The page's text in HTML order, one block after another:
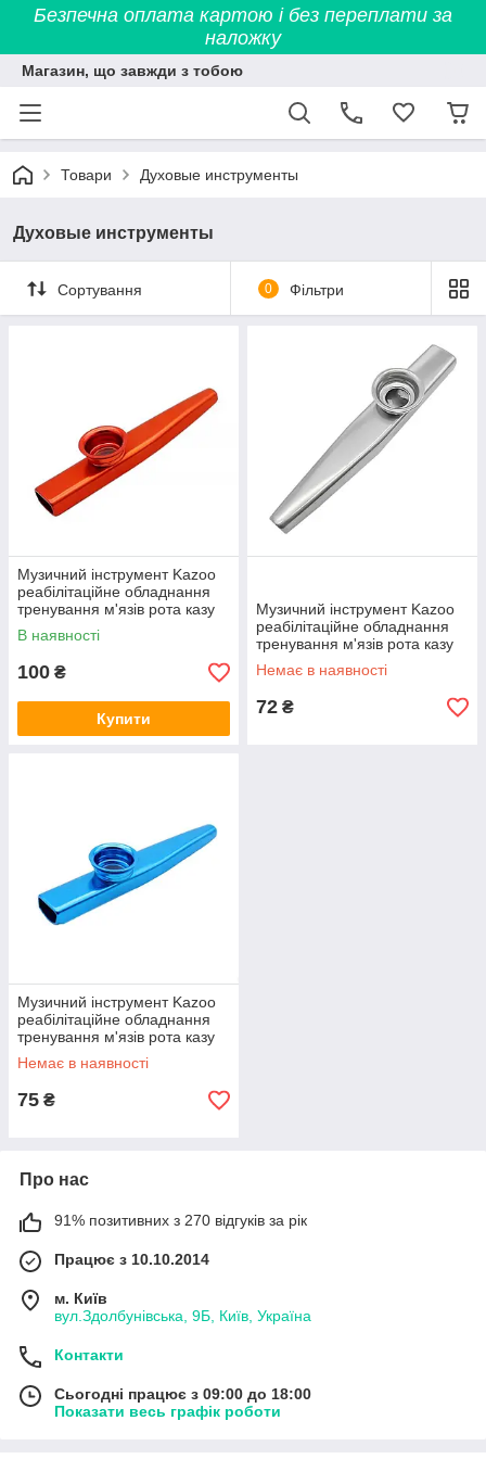
Безпечна оплата картою і без переплати за
наложку
Магазин, що завжди з тобою
Товари Духовые инструменты
Духовые инструменты
Сортування 0 Фільтри
Музичний інструмент Kazoo
реабілітаційне обладнання
тренування м'язів рота казу
Red
В наявності
100 ₴
Купити
Музичний інструмент Kazoo
реабілітаційне обладнання
тренування м'язів рота казу
Silver
Немає в наявності
72 ₴
Музичний інструмент Kazoo
реабілітаційне обладнання
тренування м'язів рота казу
Blue
Немає в наявності
75 ₴
Про нас
91% позитивних з 270 відгуків за рік
Працює з 10.10.2014
м. Київ
вул.Здолбунівська, 9Б, Київ, Україна
Контакти
Сьогодні працює з 09:00 до 18:00
Показати весь графік роботи